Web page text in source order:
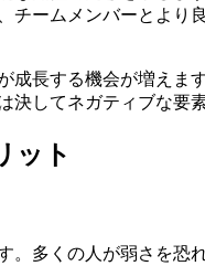
チームメンバーとよ
成長する機会が増え
決してネガティブな要
ット
。多くの人が弱さを